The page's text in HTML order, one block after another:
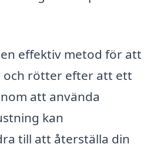
effektiv metod för att
och rötter efter att ett
att använda
kan
till att återställa din